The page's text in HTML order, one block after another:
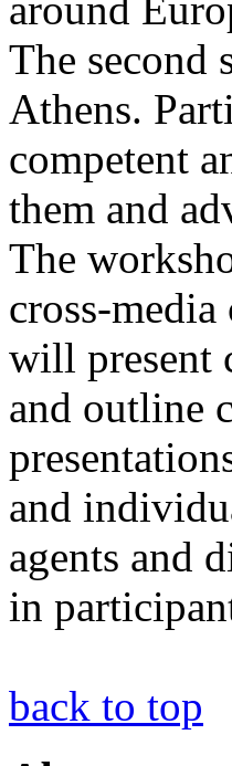
The second
Athens.
competent
them and
The
cross-
will present
and outline
and
agents and
in
back to top